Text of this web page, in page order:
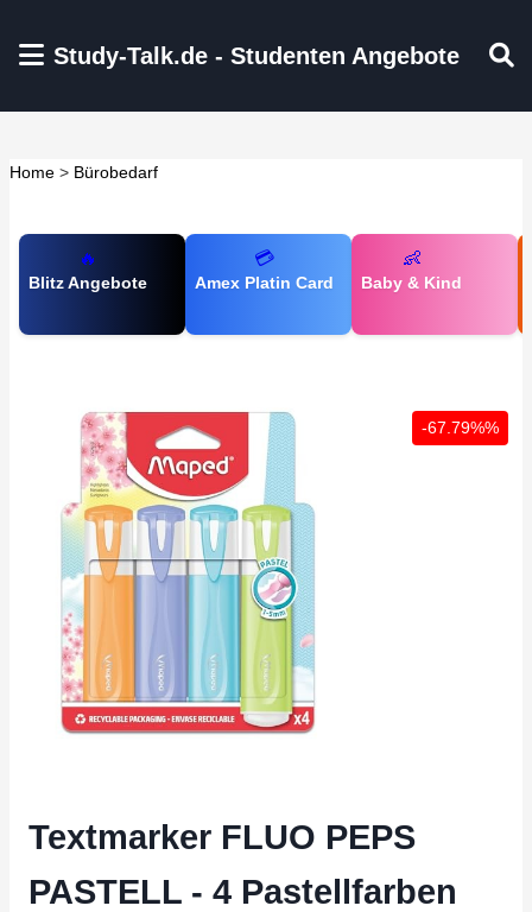
Study-Talk.de - Studenten Angebote
Home > Bürobedarf
🔥
Blitz Angebote
💳
Amex Platin Card
👶
Baby & Kind
-67.79%%
Textmarker FLUO PEPS
PASTELL - 4 Pastellfarben